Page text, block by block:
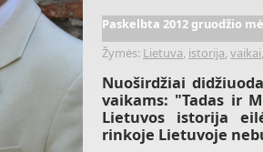
Paskelbta 2012 gruodžio
Žymės: Lietuva, istorija, vaikai
Nuoširdžiai
vaikams: "Tadas ir
Lietuvos istorija
rinkoje Lietuvoje